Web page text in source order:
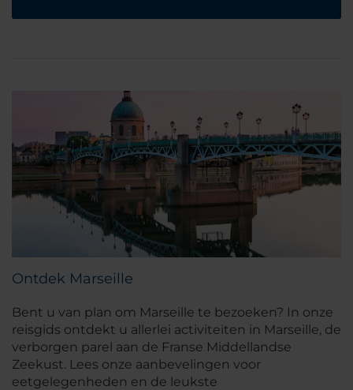
Ontdek Marseille
Bent u van plan om Marseille te bezoeken? In onze
reisgids ontdekt u allerlei activiteiten in Marseille, de
verborgen parel aan de Franse Middellandse
Zeekust. Lees onze aanbevelingen voor
eetgelegenheden en de leukste